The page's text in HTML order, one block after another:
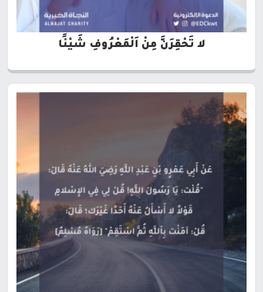
لا تَحْقِرَنَّ مِنْ اَلْمَعْرُوفِ شَيْئًا